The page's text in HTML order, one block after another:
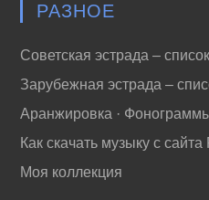
РАЗНОЕ
Советская эстрада –
Зарубежная эстрада –
Аранжировка ·
Как скачать музыку с
Моя коллекция